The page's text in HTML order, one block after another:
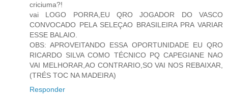
criciuma?!
vai LOGO PORRA,EU QRO JOGADOR DO VASCO
CONVOCADO PELA SELEÇAO BRASILEIRA PRA VARIAR
ESSE BALAIO.
OBS: APROVEITANDO ESSA OPORTUNIDADE EU QRO
RICARDO SILVA COMO TÉCNICO PQ CAPEGIANE NAO
VAI MELHORAR,AO CONTRARIO,SO VAI NOS REBAIXAR,
(TRÉS TOC NA MADEIRA)
Responder